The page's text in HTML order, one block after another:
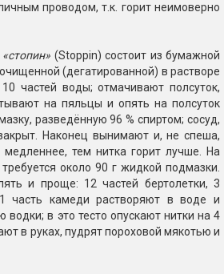
проводом, т.к. горит неимоверно
«стопин» (Stoppin) состоит из бумажной
(дегатированной) в растворе
частей воды; отмачивают полсуток,
на пяльцы и опять на полсуток
разведённую 96 % спиртом; сосуд,
Наконец вынимают и, не спеша,
тем нитка горит лучше. На
около 90 г жидкой подмазки.
и проще: 12 частей бертолетки, 3
часть камеди растворяют в воде и
в это тесто опускают нитки на 4
в руках, пудрят пороховой мякотью и